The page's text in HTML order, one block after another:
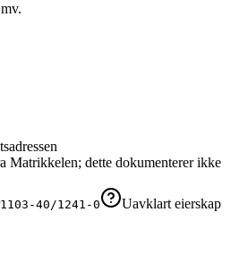
Matrikkelen; dette dokumenterer ikke
1103-40/1241-0
Uavklart eierskap